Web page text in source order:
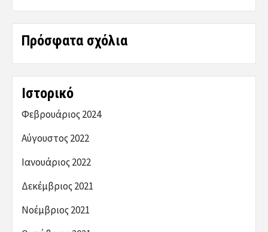
Πρόσφατα σχόλια
Ιστορικό
Φεβρουάριος 2024
Αύγουστος 2022
Ιανουάριος 2022
Δεκέμβριος 2021
Νοέμβριος 2021